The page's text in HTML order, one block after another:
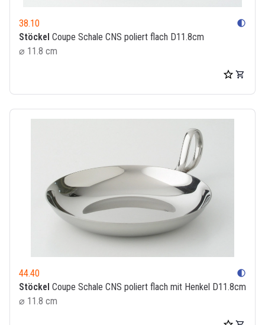
38.10 contrast
Stöckel Coupe Schale CNS poliert flach D11.8cm
⌀ 11.8 cm
44.40 contrast
Stöckel Coupe Schale CNS poliert flach mit Henkel D11.8cm
⌀ 11.8 cm